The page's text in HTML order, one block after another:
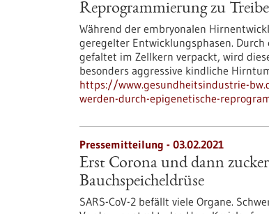
Reprogrammierung zu
Während der embryonalen
geregelter Entwicklungsphasen.
gefaltet im Zellkern verpackt, wird
besonders aggressive kindliche
https://www.gesundheitsindustrie-
werden-durch-epigenetische-
Pressemitteilung - 03.02.2021
Erst Corona und dann
Bauchspeicheldrüse
SARS-CoV-2 befällt viele Organe.